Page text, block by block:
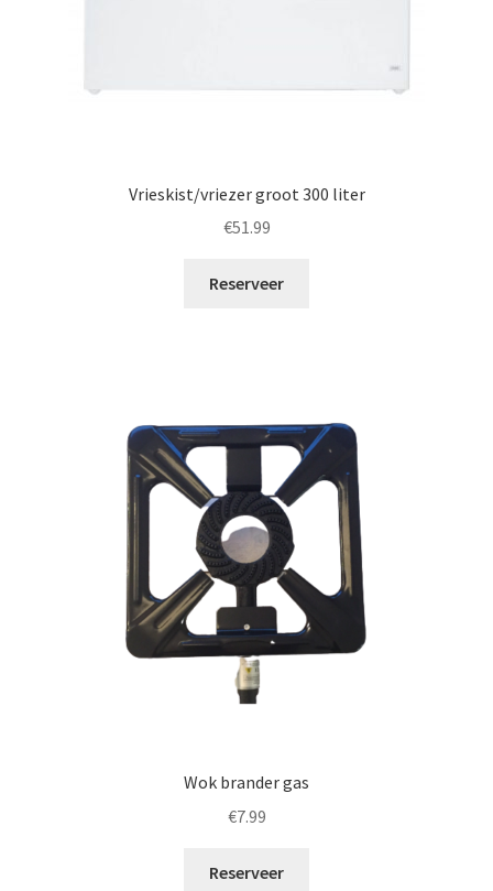
Vrieskist/vriezer groot 300 liter
€51.99
Reserveer
Wok brander gas
€7.99
Reserveer